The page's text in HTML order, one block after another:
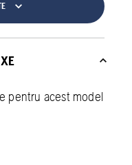
pentru acest model